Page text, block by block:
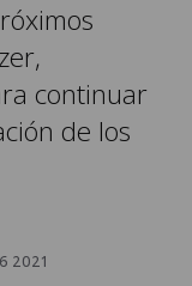
continuar
de los
2021